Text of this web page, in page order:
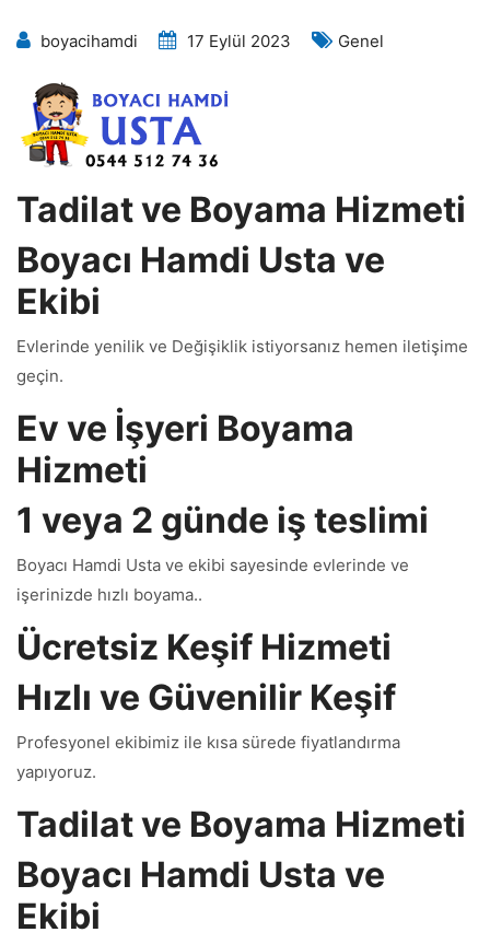
boyacihamdi 17 Eylül 2023 Genel
Tadilat ve Boyama Hizmeti
Boyacı Hamdi Usta ve
Ekibi
Evlerinde yenilik ve Değişiklik istiyorsanız hemen iletişime
geçin.
Ev ve İşyeri Boyama
Hizmeti
1 veya 2 günde iş teslimi
Boyacı Hamdi Usta ve ekibi sayesinde evlerinde ve
işerinizde hızlı boyama..
Ücretsiz Keşif Hizmeti
Hızlı ve Güvenilir Keşif
Profesyonel ekibimiz ile kısa sürede fiyatlandırma
yapıyoruz.
Tadilat ve Boyama Hizmeti
Boyacı Hamdi Usta ve
Ekibi